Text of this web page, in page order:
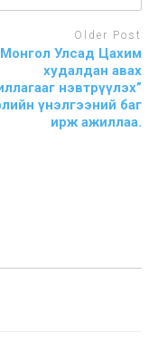
Older Post
Улсад Цахим
худалдан авах
нэвтрүүлэх”
үнэлгээний баг
ирж ажиллаа.